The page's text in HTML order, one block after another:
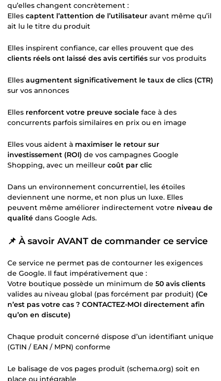
qu’elles changent concrètement :
Elles captent l’attention de l’utilisateur avant même qu’il
ait lu le titre du produit
Elles inspirent confiance, car elles prouvent que des
clients réels ont laissé des avis certifiés sur vos produits
Elles augmentent significativement le taux de clics (CTR)
sur vos annonces
Elles renforcent votre preuve sociale face à des
concurrents parfois similaires en prix ou en image
Elles vous aident à maximiser le retour sur
investissement (ROI) de vos campagnes Google
Shopping, avec un meilleur coût par clic
Dans un environnement concurrentiel, les étoiles
deviennent une norme, et non plus un luxe. Elles
peuvent même améliorer indirectement votre niveau de
qualité dans Google Ads.
📌 À savoir AVANT de commander ce service
Ce service ne permet pas de contourner les exigences
de Google. Il faut impérativement que :
Votre boutique possède un minimum de 50 avis clients
valides au niveau global (pas forcément par produit) (Ce
n’est pas votre cas ? CONTACTEZ-MOI directement afin
qu’on en discute)
Chaque produit concerné dispose d’un identifiant unique
(GTIN / EAN / MPN) conforme
Le balisage de vos pages produit (schema.org) soit en
place ou intégrable